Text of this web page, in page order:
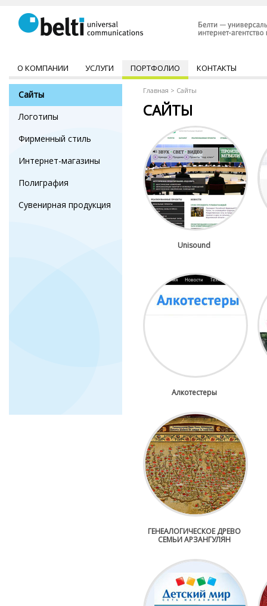
О КОМПАНИИ УСЛУГИ ПОРТФОЛИО КОНТАКТЫ
Главная > Сайты
САЙТЫ
Unisound
Алкотестеры
ГЕНЕАЛОГИЧЕСКОЕ ДРЕВО
СЕМЬИ АРЗАНГУЛЯН
Сайты
Логотипы
Фирменный стиль
Интернет-магазины
Полиграфия
Сувенирная продукция